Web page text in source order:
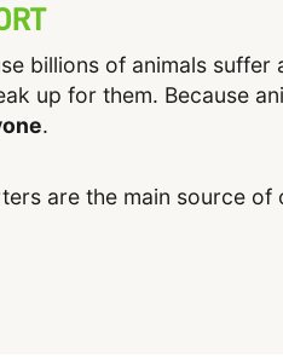
billions of animals suffer
up for them. Because
.
are the main source of